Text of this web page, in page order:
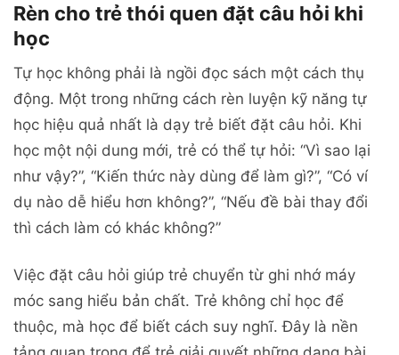
Rèn cho trẻ thói quen đặt câu hỏi khi
học
Tự học không phải là ngồi đọc sách một cách thụ
động. Một trong những cách rèn luyện kỹ năng tự
học hiệu quả nhất là dạy trẻ biết đặt câu hỏi. Khi
học một nội dung mới, trẻ có thể tự hỏi: “Vì sao lại
như vậy?”, “Kiến thức này dùng để làm gì?”, “Có ví
dụ nào dễ hiểu hơn không?”, “Nếu đề bài thay đổi
thì cách làm có khác không?”
Việc đặt câu hỏi giúp trẻ chuyển từ ghi nhớ máy
móc sang hiểu bản chất. Trẻ không chỉ học để
thuộc, mà học để biết cách suy nghĩ. Đây là nền